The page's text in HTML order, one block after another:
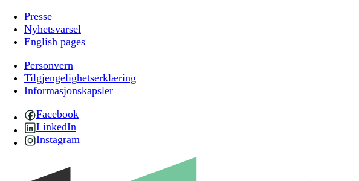
Presse
Nyhetsvarsel
English pages
Personvern
Tilgjengelighetserklæring
Informasjonskapsler
Facebook
LinkedIn
Instagram